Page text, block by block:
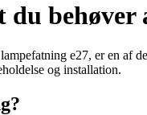
behøver
e27, er en af
og installation.